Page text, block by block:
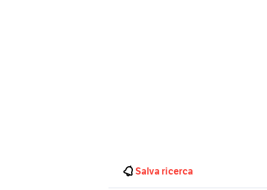
Salva ricerca